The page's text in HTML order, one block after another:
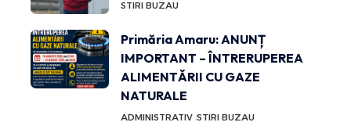
STIRI BUZAU
Primăria Amaru: ANUNȚ
IMPORTANT – ÎNTRERUPEREA
ALIMENTĂRII CU GAZE
NATURALE
ADMINISTRATIV STIRI BUZAU